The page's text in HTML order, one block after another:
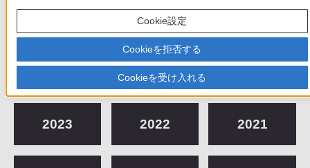
これまでの作品展
2025
2023 2022 2021
Cookie設定
Cookieを拒否する
Cookieを受け入れる